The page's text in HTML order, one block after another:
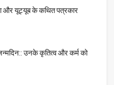
और यूट्यूब के कथित पत्रकार
जन्मदिन:: उनके कृतित्व और कर्म को